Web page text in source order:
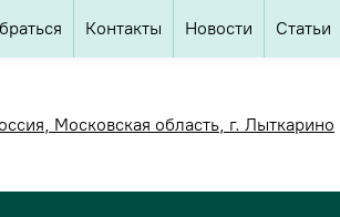
Контакты Новости Статьи
Московская область, г. Лыткарино